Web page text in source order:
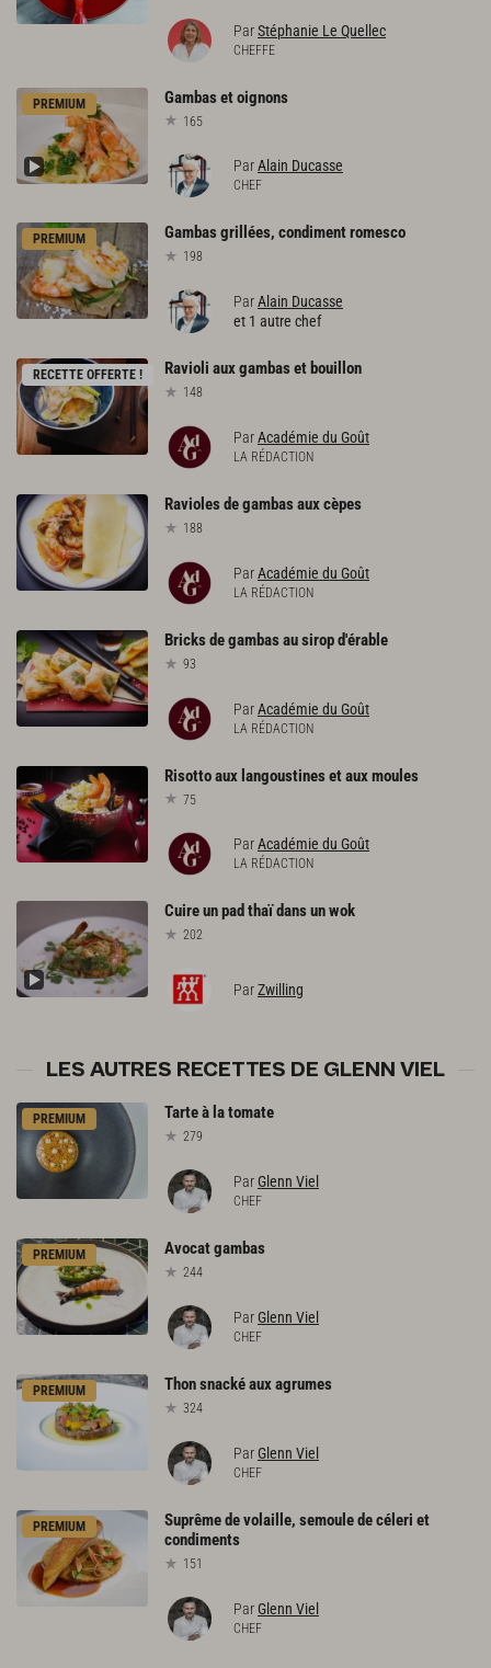
ParStéphanie Le Quellec
CHEFFE
PREMIUM Gambasetoignons
165
ParAlain Ducasse
CHEF
PREMIUM Gambasgrillées, condimentromesco
198
ParAlain Ducasse
et 1 autre chef
RECETTE OFFERTE ! Ravioli auxgambaset bouillon
148
ParAcadémie du Goût
LA RÉDACTION
Raviolesdegambasauxcèpes
188
ParAcadémie du Goût
LA RÉDACTION
Bricksdegambasausiropd'érable
93
ParAcadémie du Goût
LA RÉDACTION
Risottoaux langoustinesetauxmoules
75
ParAcadémie du Goût
LA RÉDACTION
Cuireunpad thaïdansunwok
202
ParZwilling
LES AUTRES RECETTES DE GLENN VIEL
PREMIUM Tarteà latomate
279
ParGlenn Viel
CHEF
PREMIUM Avocatgambas
244
ParGlenn Viel
CHEF
PREMIUM Thonsnackéauxagrumes
324
ParGlenn Viel
CHEF
PREMIUM Suprêmedevolaille, semouledecéleri et
condiments
151
ParGlenn Viel
CHEF